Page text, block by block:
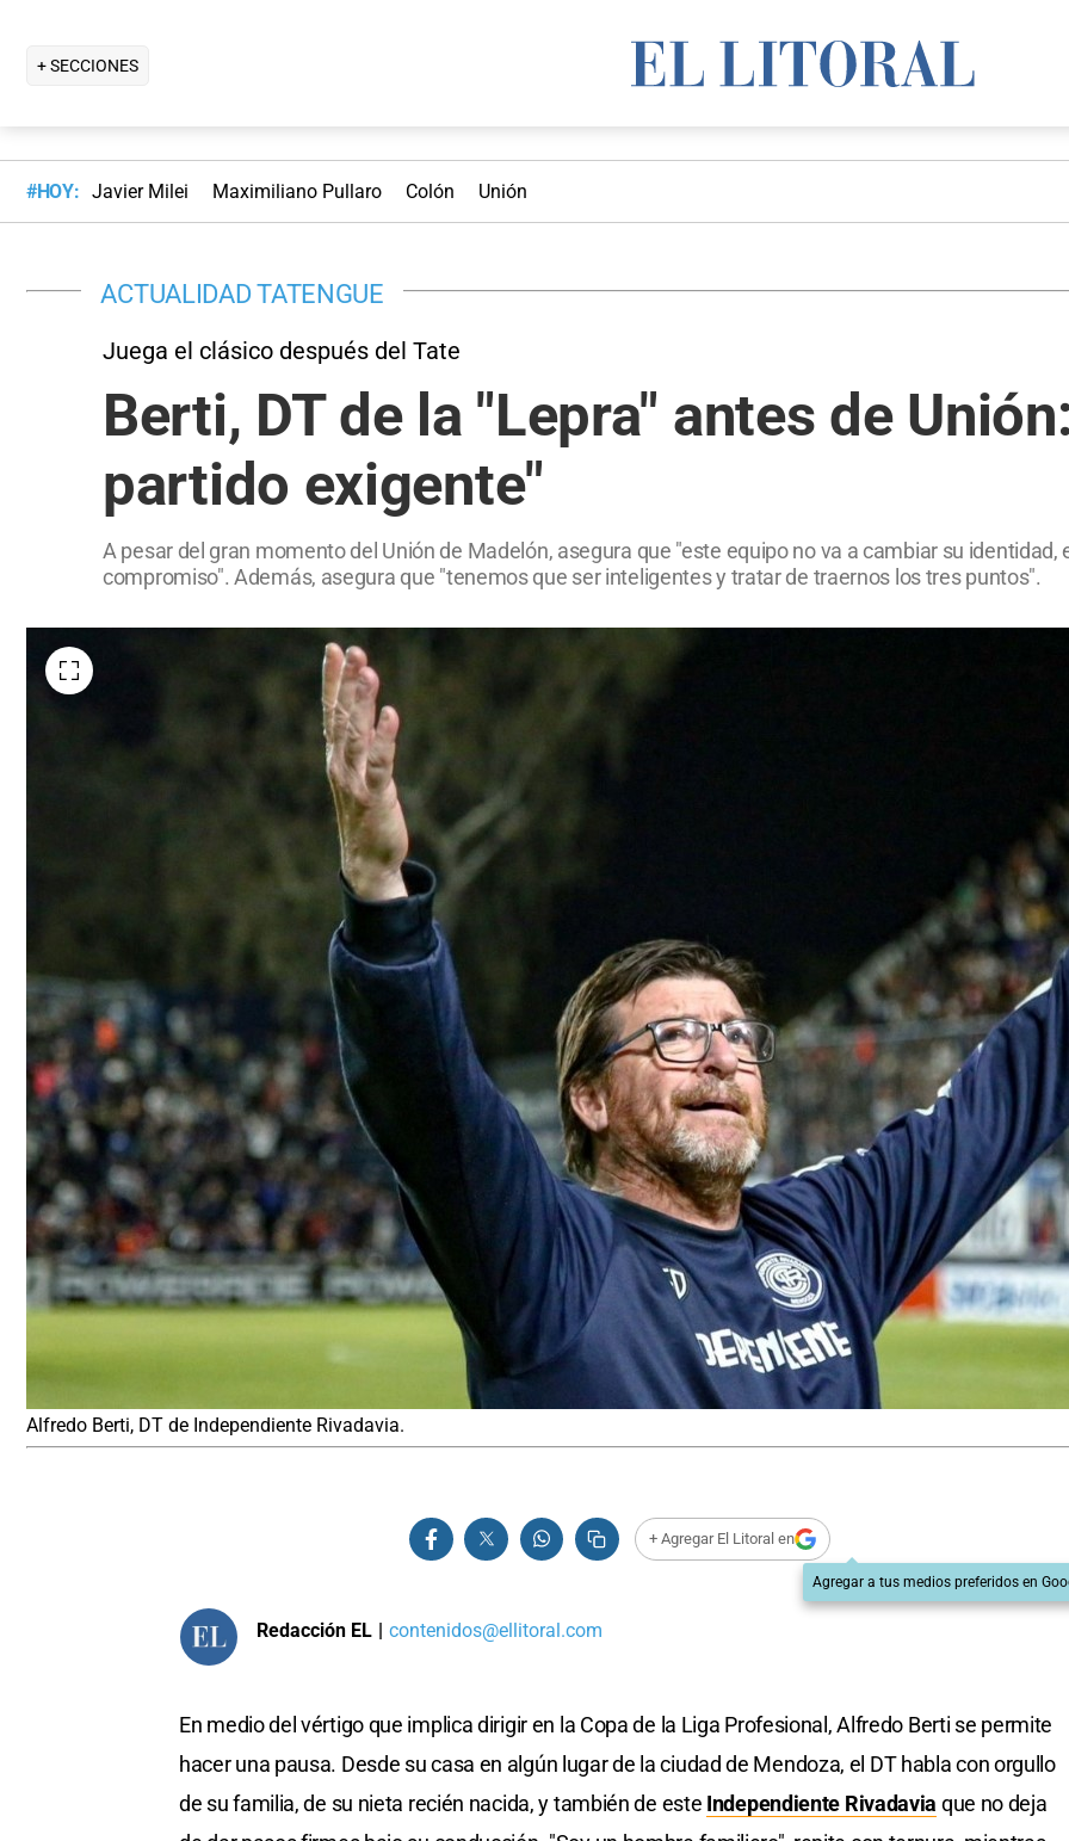
+ SECCIONES
#HOY: Javier Milei Maximiliano Pullaro Colón Unión
ACTUALIDAD TATENGUE
Juega el clásico después del Tate
Berti, DT de la "Lepra" antes de
partido exigente"
A pesar del gran momento del Unión de Madelón, asegura que "este equipo no va a cambiar su
compromiso". Además, asegura que "tenemos que ser inteligentes y tratar de traernos los tres puntos".
Alfredo Berti, DT de Independiente Rivadavia.
+ Agregar El Litoral en
Agregar a tus medios preferidos en
Redacción EL | contenidos@ellitoral.com
En medio del vértigo que implica dirigir en la Copa de la Liga Profesional, Alfredo Berti se permite
hacer una pausa. Desde su casa en algún lugar de la ciudad de Mendoza, el DT habla con orgullo
de su familia, de su nieta recién nacida, y también de este Independiente Rivadavia que no deja